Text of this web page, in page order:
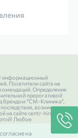
информационный
Посетители сайта не
Определение
прерогативой
брендом "СМ-Клиника",
возникшие в
на сайте centr-hirurgii-
Любое
лишь с
источник: centr-hirurgii-
на